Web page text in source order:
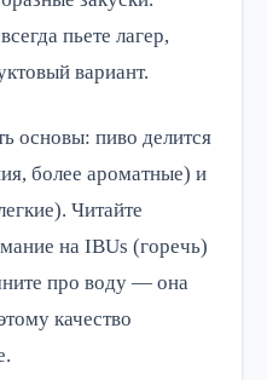
пьете лагер,
вариант.
основы: пиво делится
более ароматные) и
Читайте
на IBUs (горечь)
про воду — она
качество